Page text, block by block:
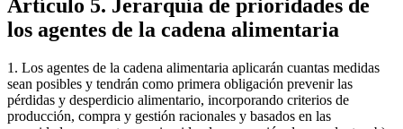
Artículo 5. Jerarquía de prioridades de
los agentes de la cadena alimentaria
1. Los agentes de la cadena alimentaria aplicarán cuantas medidas
sean posibles y tendrán como primera obligación prevenir las
pérdidas y desperdicio alimentario, incorporando criterios de
producción, compra y gestión racionales y basados en las